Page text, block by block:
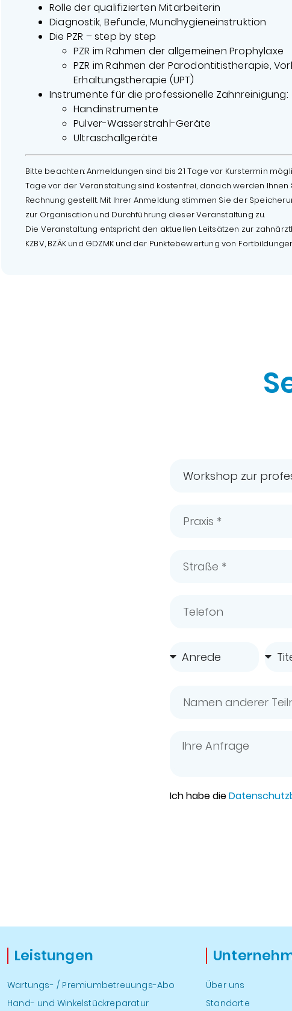
Rolle der qualifizierten Mitarbeiterin
Diagnostik, Befunde, Mundhygieneinstruktion
Die PZR – step by step
PZR im Rahmen der allgemeinen Prophylaxe
PZR im Rahmen der Parodontitistherapie,
Erhaltungstherapie (UPT)
Instrumente für die professionelle Zahnreinigung:
Handinstrumente
Pulver-Wasserstrahl-Geräte
Ultraschallgeräte
Bitte beachten: Anmeldungen sind bis 21 Tage vor Kurstermin
Tage vor der Veranstaltung sind kostenfrei, danach werden Ihnen
Rechnung gestellt. Mit Ihrer Anmeldung stimmen Sie der
zur Organisation und Durchführung dieser Veranstaltung zu.
Die Veranstaltung entspricht den aktuellen Leitsätzen zur
KZBV, BZÄK und GDZMK und der Punktebewertung von
Ich habe die
Leistungen
Wartungs- / Premiumbetreuungs-Abo
Hand- und Winkelstückreparatur
Über uns
Standorte